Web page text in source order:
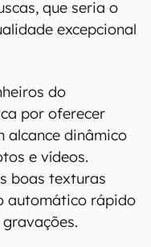
que seria o
excepcional
do
por oferecer
alcance dinâmico
e vídeos.
boas texturas
automático rápido